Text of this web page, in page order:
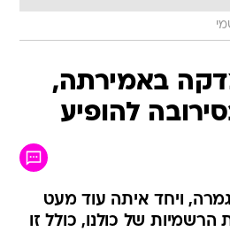
באמירתה,
להופיע
ויחד איתה עוד מעט
הרשמיות של כולנו, כולל זו